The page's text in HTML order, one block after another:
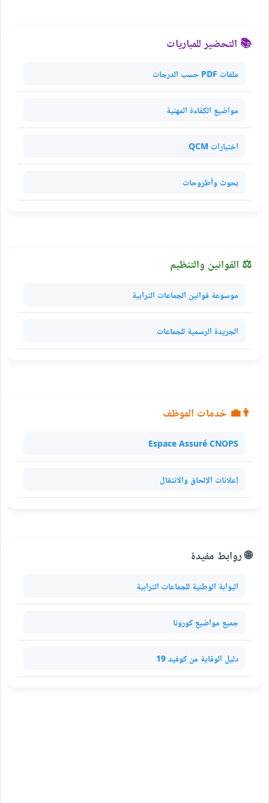
📚 التحضير للمباريات
ملفات PDF حسب الدرجات
مواضيع الكفاءة المهنية
اختبارات QCM
بحوث وأطروحات
⚖️ القوانين والتنظيم
موسوعة قوانين الجماعات الترابية
الجريدة الرسمية للجماعات
👨‍💼 خدمات الموظف
Espace Assuré CNOPS
إعلانات الإلحاق والانتقال
🌐 روابط مفيدة
البوابة الوطنية للجماعات الترابية
جميع مواضيع كورونا
دليل الوقاية من كوفيد 19